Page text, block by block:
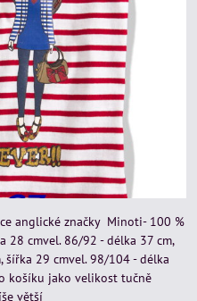
anglické značky Minoti- 100 %
28 cmvel. 86/92 - délka 37 cm,
šířka 29 cmvel. 98/104 - délka
košíku jako velikost tučně
větší